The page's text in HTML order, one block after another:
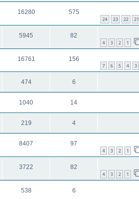
21
22
23
24
575
16280
1
2
3
4
82
5945
3
4
5
6
7
156
16761
6
474
14
1040
4
219
1
2
3
4
97
8407
1
2
3
4
82
3722
6
538